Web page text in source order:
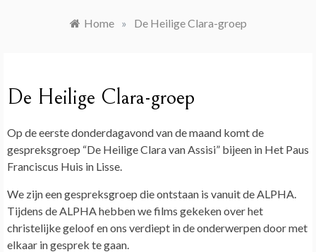
Home » De Heilige Clara-groep
De Heilige Clara-groep
Op de eerste donderdagavond van de maand komt de
gespreksgroep “De Heilige Clara van Assisi” bijeen in Het Paus
Franciscus Huis in Lisse.
We zijn een gespreksgroep die ontstaan is vanuit de ALPHA.
Tijdens de ALPHA hebben we films gekeken over het
christelijke geloof en ons verdiept in de onderwerpen door met
elkaar in gesprek te gaan.